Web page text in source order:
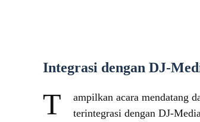
Integrasi dengan DJ-
T
ampilkan acara mendatang
terintegrasi dengan DJ-